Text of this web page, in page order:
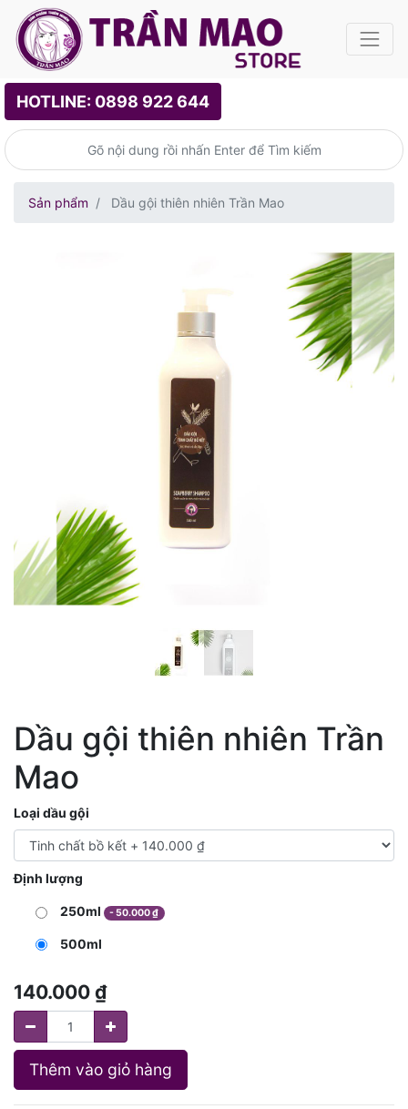
HOTLINE: 0898 922 644
Sản phẩm Dầu gội thiên nhiên Trần Mao
Dầu gội thiên nhiên Trần
Mao
Loại dầu gội
Định lượng
250ml -50.000₫
500ml
140.000 ₫
Thêm vào giỏ hàng